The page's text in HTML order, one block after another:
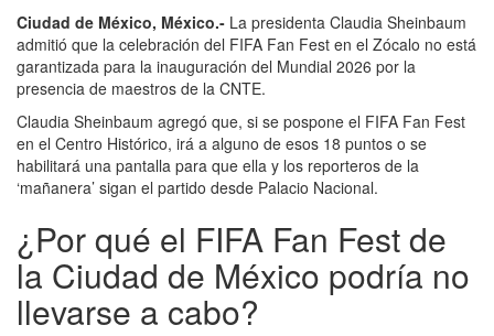
Ciudad de México, México.- La presidenta Claudia Sheinbaum
admitió que la celebración del FIFA Fan Fest en el Zócalo no está
garantizada para la inauguración del Mundial 2026 por la
presencia de maestros de la CNTE.
Claudia Sheinbaum agregó que, si se pospone el FIFA Fan Fest
en el Centro Histórico, irá a alguno de esos 18 puntos o se
habilitará una pantalla para que ella y los reporteros de la
‘mañanera’ sigan el partido desde Palacio Nacional.
¿Por qué el FIFA Fan Fest de
la Ciudad de México podría no
llevarse a cabo?